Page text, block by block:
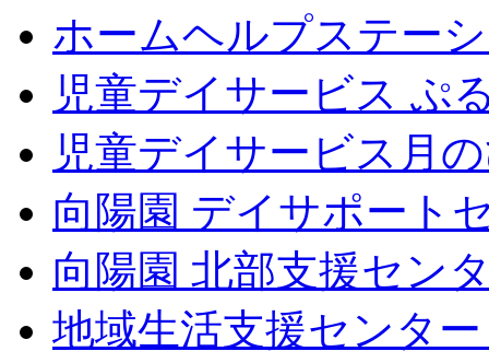
ホームヘルプステー
児童デイサービス ぷ
児童デイサービス月
向陽園 デイサポート
向陽園 北部支援セン
地域生活支援センタ